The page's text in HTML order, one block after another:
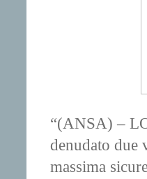
“(ANSA) –
denudato due
massima